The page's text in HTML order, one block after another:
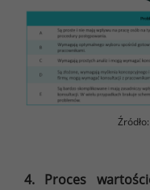
4. Proces